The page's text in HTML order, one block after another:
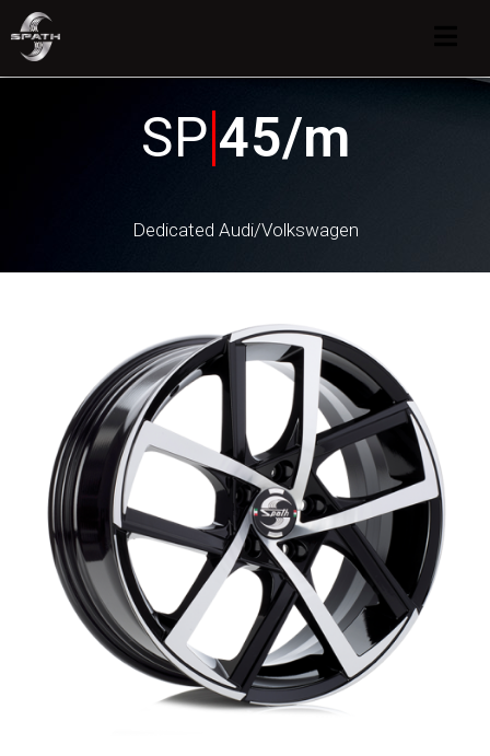
SP 45/m
Dedicated Audi/Volkswagen